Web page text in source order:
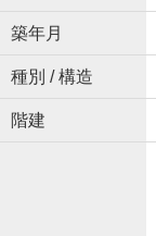
築年月
種別 / 構造
階建